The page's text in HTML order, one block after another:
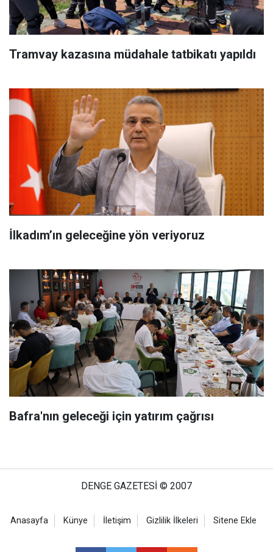
Tramvay kazasına müdahale tatbikatı yapıldı
İlkadım’ın geleceğine yön veriyoruz
Bafra'nın geleceği için yatırım çağrısı
DENGE GAZETESİ © 2007
Anasayfa Künye İletişim Gizlilik İlkeleri Sitene Ekle